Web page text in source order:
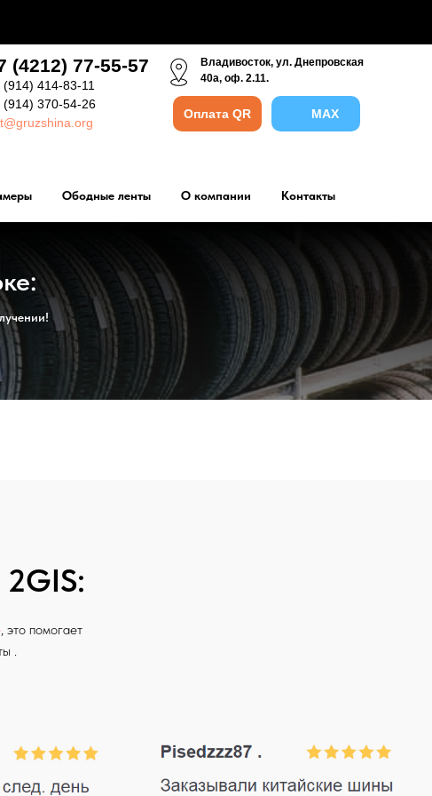
MAX
Оплата QR
Владивосток, ул. Днепровская
40а, оф. 2.11.
(914) 414-83-11
(914) 370-54-26
(4212) 77-55-57
Ободные ленты О компании Контакты
, это помогает
.